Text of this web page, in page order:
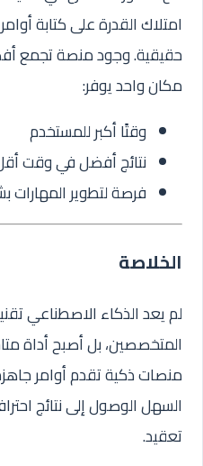
امتلاك القدرة على كتابة
حقيقية. وجود منصة تجمع
مكان واحد يوفر:
وقتًا أكبر للمستخدم
نتائج أفضل في وقت
فرصة لتطوير المهارات
الخلاصة
لم يعد الذكاء الاصطناعي
المتخصصين، بل أصبح أداة
منصات ذكية تقدم أوامر
السهل الوصول إلى نتائج
تعقيد.